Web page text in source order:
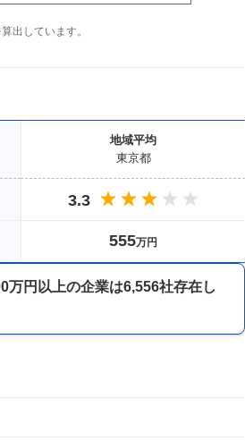
出しています。
地域平均
東京都
3.3
555万円
万円以上の企業は6,556社存在し